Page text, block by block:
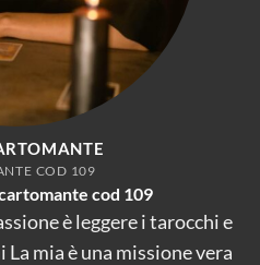
COD 109
cod 109
è leggere i tarocchi e
mia è una missione vera